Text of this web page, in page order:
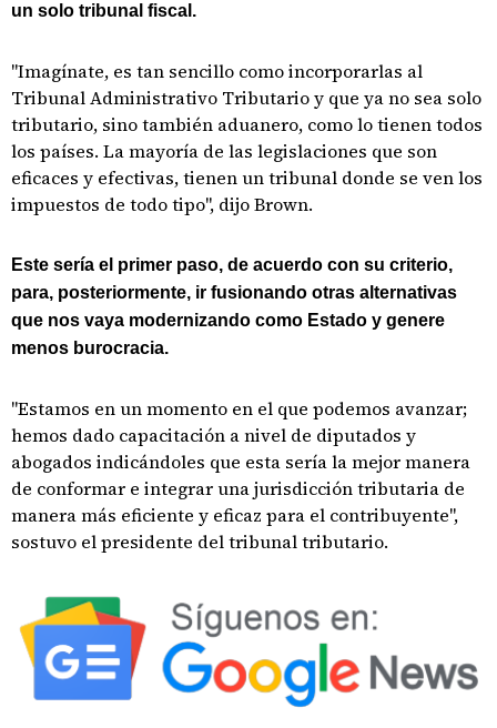
un solo tribunal fiscal.
"Imagínate, es tan sencillo como incorporarlas al
Tribunal Administrativo Tributario y que ya no sea solo
tributario, sino también aduanero, como lo tienen todos
los países. La mayoría de las legislaciones que son
eficaces y efectivas, tienen un tribunal donde se ven los
impuestos de todo tipo", dijo Brown.
Este sería el primer paso, de acuerdo con su criterio,
para, posteriormente, ir fusionando otras alternativas
que nos vaya modernizando como Estado y genere
menos burocracia.
"Estamos en un momento en el que podemos avanzar;
hemos dado capacitación a nivel de diputados y
abogados indicándoles que esta sería la mejor manera
de conformar e integrar una jurisdicción tributaria de
manera más eficiente y eficaz para el contribuyente",
sostuvo el presidente del tribunal tributario.